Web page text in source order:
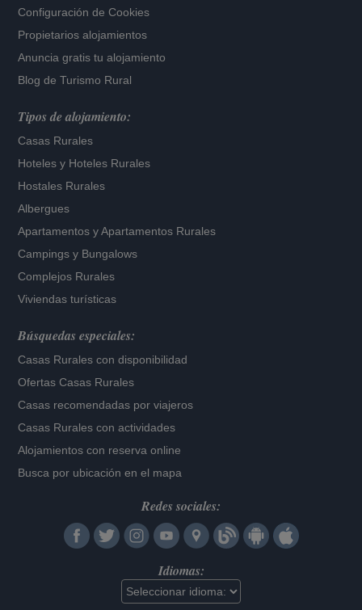
Configuración de Cookies
Propietarios alojamientos
Anuncia gratis tu alojamiento
Blog de Turismo Rural
Tipos de alojamiento:
Casas Rurales
Hoteles y Hoteles Rurales
Hostales Rurales
Albergues
Apartamentos yApartamentos Rurales
Campings y Bungalows
Complejos Rurales
Viviendas turísticas
Búsquedas especiales:
Casas Rurales con disponibilidad
Ofertas Casas Rurales
Casas recomendadas por viajeros
Casas Rurales con actividades
Alojamientos con reserva online
Busca por ubicación en el mapa
Redes sociales:
Idiomas: